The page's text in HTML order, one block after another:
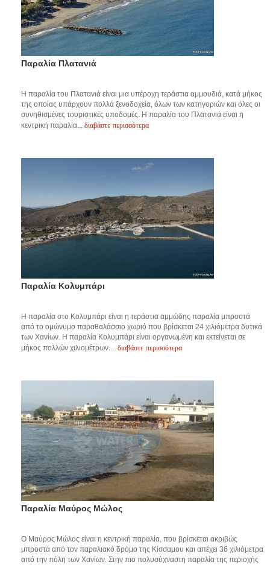
Παραλία Πλατανιά
Η παραλία του Πλατανιά είναι μια υπέροχη τεράστια αμμουδιά, κατά μήκος
της οποίας υπάρχουν πολλά ξενοδοχεία, όλων των κατηγοριών και όλες οι
συνηθισμένες τουριστικές υποδομές. Η παραλία του Πλατανιά είναι η
κεντρική παραλία... διαβάστε περισσότερα
Παραλία Κολυμπάρι
Η παραλία στο Κολυμπάρι είναι η τεράστια αμμώδης παραλία μπροστά
από το ομώνυμο παραθαλάσσιο χωριό που βρίσκεται 24 χιλιόμετρα δυτικά
των Χανίων. Η παραλία Κολυμπάρι είναι οργανωμένη και εκτείνεται σε
μήκος πολλών χιλιομέτρων.... διαβάστε περισσότερα
Παραλία Μαύρος Μώλος
O Μαύρος Μώλος είναι η κεντρική παραλία, που βρίσκεται ακριβώς
μπροστά από τον παραλιακό δρόμο της Κίσσαμου και απέχει 36 χιλιόμετρα
από την πόλη των Χανίων. Στην πιο πολυσύχναστη παραλία της περιοχής